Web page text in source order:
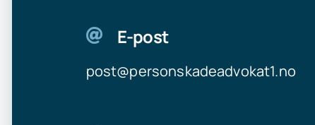
E-post
post@personskadeadvokat1.no